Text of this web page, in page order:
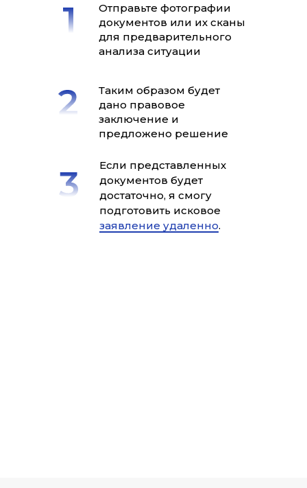
Отправьте фотографии
документов или их сканы
для предварительного
анализа ситуации
Таким образом будет
дано правовое
заключение и
предложено решение
Если представленных
документов будет
достаточно, я смогу
подготовить исковое
заявление удаленно.